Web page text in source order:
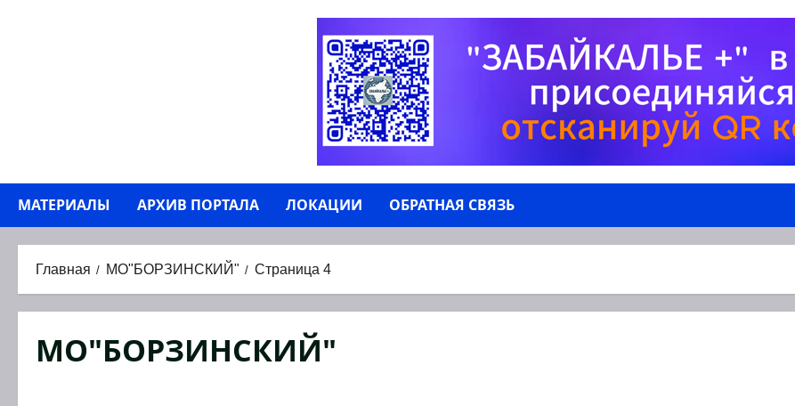
МАТЕРИАЛЫ АРХИВ ПОРТАЛА ЛОКАЦИИ ОБРАТНАЯ СВЯЗЬ
Главная МО"БОРЗИНСКИЙ" Страница 4
МО"БОРЗИНСКИЙ"